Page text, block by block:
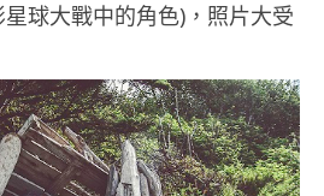
球大戰中的角色)，照片大受